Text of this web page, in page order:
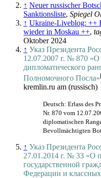
↑ Neuer russischer
Sanktionsliste, Spiegel
↑ Ukraine-Liveblog: ++
wieder in Moskau ++,
Oktober 2024
↑ Указ Президента
12.07.2007 г. № 870
дипломатического
Полномочного Посла»
kremlin.ru am (russisch)
Deutsch: Erlass des
Nr. 870 vom
diplomatischen
Bevollmächtigten
↑ Указ Президента
27.01.2014 г. № 33 «О
государственной
Федерации и